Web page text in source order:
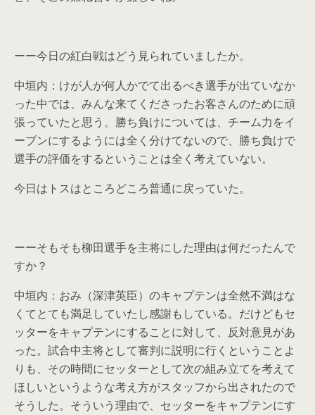
ーー今日の紅白戦はどう見られていましたか。
中垣内：けが人が何人かでて出るべき選手が出ていなか
った中では、みんな来てくださったお客さんのために頑
張っていたと思う。勝ち負けについては、チーム力をイ
ーブンにするようには全く分けてないので、勝ち負けで
選手の評価をするということは全く考えていない。
今日はトスはところどころ普通に戻っていた。
ーーそもそも柳田選手を主将にした理由は何だったんで
すか？
中垣内：おみ（深津英臣）のキャプテンは全然不満はな
くてとても満足していたし感謝もしている。だけどもセ
ッターをキャプテンにすることに対して、反対意見があ
った。試合中主将として審判に説明に行くということよ
りも、その時間にセッターとして次の組み立てを考えて
ほしいというような考え方がスタッフから出されたので
そうした。そういう理由で、セッターをキャプテンにす